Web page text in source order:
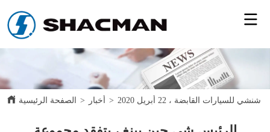
الصفحة الرئيسية > أخبار > القابضة ، 22 أبريل 2020